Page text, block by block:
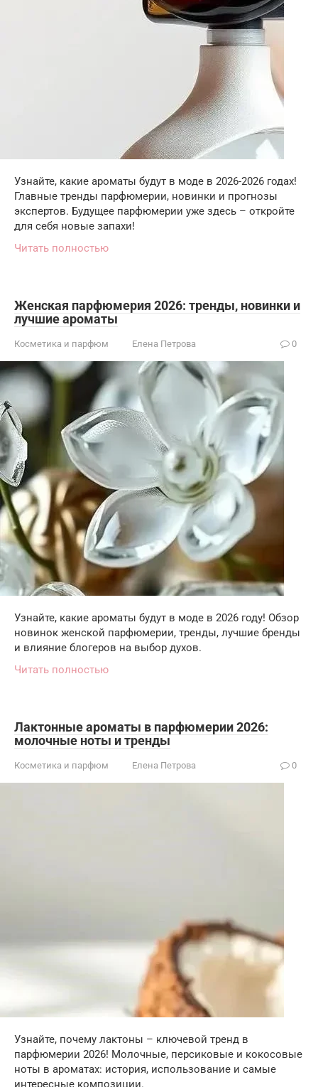
Узнайте, какие ароматы будут в моде в 2026-2026 годах!
Главные тренды парфюмерии, новинки и прогнозы
экспертов. Будущее парфюмерии уже здесь – откройте
для себя новые запахи!
Читать полностью
Женская парфюмерия 2026: тренды, новинки и
лучшие ароматы
Косметика и парфюм Елена Петрова 0
Узнайте, какие ароматы будут в моде в 2026 году! Обзор
новинок женской парфюмерии, тренды, лучшие бренды
и влияние блогеров на выбор духов.
Читать полностью
Лактонные ароматы в парфюмерии 2026:
молочные ноты и тренды
Косметика и парфюм Елена Петрова 0
Узнайте, почему лактоны – ключевой тренд в
парфюмерии 2026! Молочные, персиковые и кокосовые
ноты в ароматах: история, использование и самые
интересные композиции.